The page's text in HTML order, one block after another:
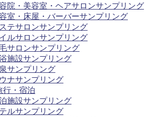
院・美容室・ヘアサロンサンプリング
室・床屋・バーバーサンプリング
テサロンサンプリング
ルサロンサンプリング
サロンサンプリング
施設サンプリング
サンプリング
ナサンプリング
行・宿泊
施設サンプリング
ルサンプリング